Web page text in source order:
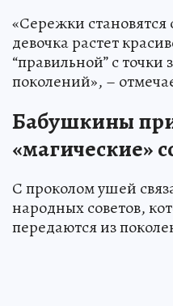
«Сережки
девочка растет
“правильной” с
поколений», –
Бабушкины
«магические»
С проколом ушей
народных советов,
передаются из